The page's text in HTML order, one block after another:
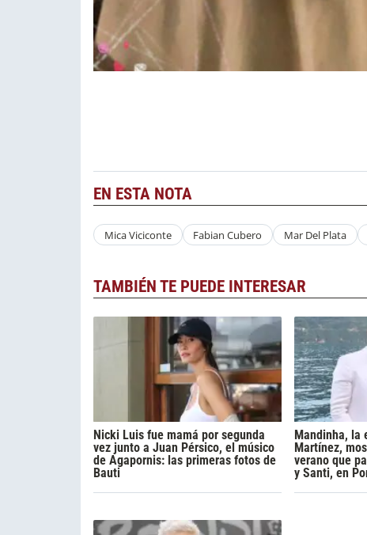
EN ESTA NOTA
Mica Viciconte Fabian Cubero Mar Del Plata
TAMBIÉN TE PUEDE INTERESAR
Nicki Luis fue mamá por segunda
vez junto a Juan Pérsico, el músico
de Agapornis: las primeras fotos de
Bauti
Mandinha, la
Martínez,
verano que
y Santi, en